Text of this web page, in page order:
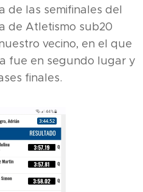
de las semifinales del
de Atletismo sub20
vecino, en el que
fue en segundo lugar y
finales.